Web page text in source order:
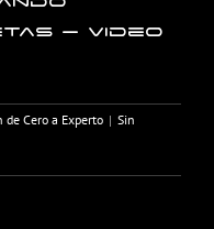
– Video
de Cero a Experto | Sin